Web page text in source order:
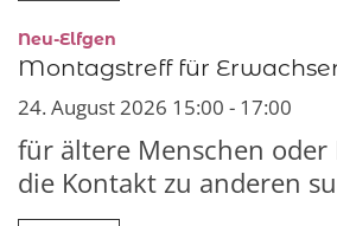
Neu-Elfgen
Montagstreff für
24. August 2026 15:00 - 17:00
für ältere Menschen oder
die Kontakt zu anderen